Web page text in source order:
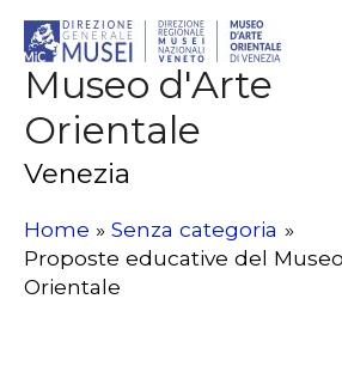
Museo d'Arte
Orientale
Venezia
Home
Senza categoria
Proposte educative del
Orientale